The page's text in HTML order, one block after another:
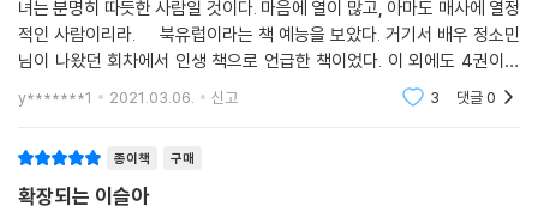
녀는 분명히 따듯한 사람일 것이다. 마음에 열이 많고, 아마도 매사에 열정
적인 사람이리라. 북유럽이라는 책 예능을 보았다. 거기서 배우 정소민
님이 나왔던 회차에서 인생 책으로 언급한 책이었다. 이 외에도 4권이나
언급했으나 이 ＜너는 다시 태어나려고 기다리고 있어＞ 책이 가장 읽고
싶었고 두
y*******1 2021.03.06. 신고 3 댓글0
종이책 구매
확장되는 이슬아